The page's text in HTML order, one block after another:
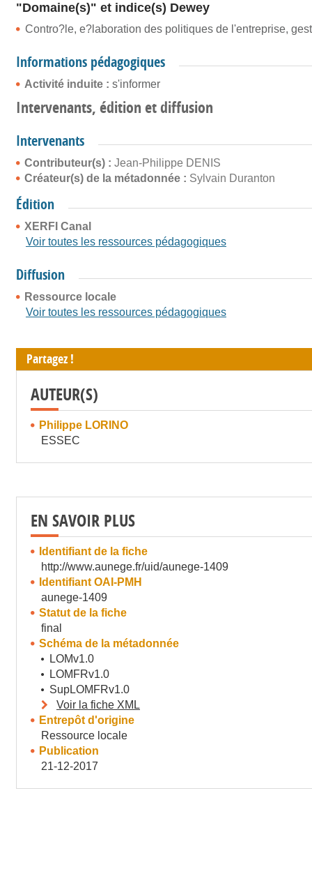
"Domaine(s)" et indice(s) Dewey
Contro?le, e?laboration des politiques de l'entreprise,
Informations pédagogiques
Activité induite : s'informer
Intervenants, édition et diffusion
Intervenants
Contributeur(s) : Jean-Philippe DENIS
Créateur(s) de la métadonnée : Sylvain Duranton
Édition
XERFI Canal
Voir toutes les ressources pédagogiques
Diffusion
Ressource locale
Voir toutes les ressources pédagogiques
Partagez !
AUTEUR(S)
Philippe LORINO
ESSEC
EN SAVOIR PLUS
Identifiant de la fiche
http://www.aunege.fr/uid/aunege-1409
Identifiant OAI-PMH
aunege-1409
Statut de la fiche
final
Schéma de la métadonnée
LOMv1.0
LOMFRv1.0
SupLOMFRv1.0
Voir la fiche XML
Entrepôt d'origine
Ressource locale
Publication
21-12-2017